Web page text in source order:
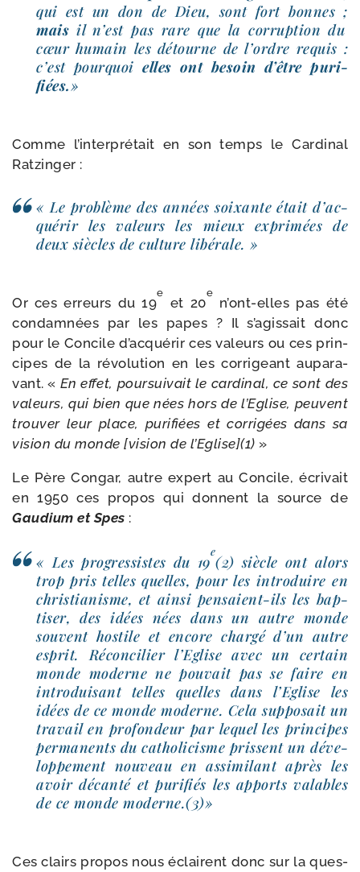
qui est un don de Dieu, sont fort bonnes ;
mais il n’est pas rare que la cor­rup­tion du
cœur humain les détourne de l’ordre requis :
c’est pour­quoi elles ont besoin d’être puri­
fiées.»
Comme l’in­ter­pré­tait en son temps le Cardinal
Ratzinger :
« Le pro­blème des années soixante était d’ac­
qué­rir les valeurs les mieux expri­mées de
deux siècles de culture libérale. »
Or ces erreurs du 19
e
et 20
e
n’ont-​elles pas été
condam­nées par les papes ? Il s’a­gis­sait donc
pour le Concile d’ac­qué­rir ces valeurs ou ces prin­
cipes de la révo­lu­tion en les cor­ri­geant aupa­ra­
vant. « En effet, pour­sui­vait le car­di­nal, ce sont des
valeurs, qui bien que nées hors de l’Eglise, peuvent
trou­ver leur place, puri­fiées et cor­ri­gées dans sa
vision du monde [vision de l’Eglise](1) »
Le Père Congar, autre expert au Concile, écri­vait
en 1950 ces pro­pos qui donnent la source de
Gaudium et Spes :
« Les pro­gres­sistes du 19
e
(2) siècle ont alors
trop pris telles quelles, pour les intro­duire en
chris­tia­nisme, et ain­si pensaient-​ils les bap­
ti­ser, des idées nées dans un autre monde
sou­vent hos­tile et encore char­gé d’un autre
esprit. Réconcilier l’Eglise avec un cer­tain
monde moderne ne pou­vait pas se faire en
intro­dui­sant telles quelles dans l’Eglise les
idées de ce monde moderne. Cela sup­po­sait un
tra­vail en pro­fon­deur par lequel les prin­cipes
per­ma­nents du catho­li­cisme prissent un déve­
lop­pe­ment nou­veau en assi­mi­lant après les
avoir décan­té et puri­fiés les apports valables
de ce monde moderne.(3)»
Ces clairs pro­pos nous éclairent donc sur la ques­